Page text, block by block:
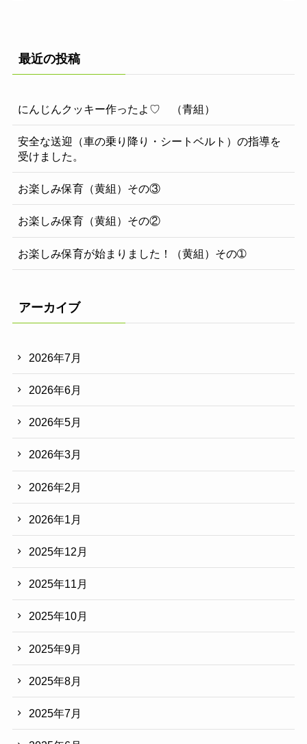
最近の投稿
にんじんクッキー作ったよ♡ （青組）
安全な送迎（車の乗り降り・シートベルト）の指導を
受けました。
お楽しみ保育（黄組）その③
お楽しみ保育（黄組）その②
お楽しみ保育が始まりました！（黄組）その➀
アーカイブ
2026年7月
2026年6月
2026年5月
2026年3月
2026年2月
2026年1月
2025年12月
2025年11月
2025年10月
2025年9月
2025年8月
2025年7月